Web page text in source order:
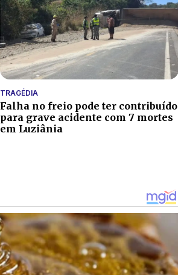
TRAGÉDIA
Falha no freio pode ter contribuído
para grave acidente com 7 mortes
em Luziânia